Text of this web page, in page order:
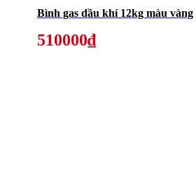
Bình gas dầu khí 12kg màu vàng
510000₫